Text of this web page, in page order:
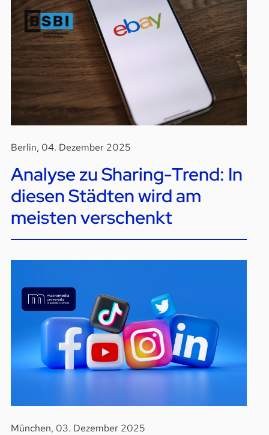
Berlin, 04. Dezember 2025
Analyse zu Sharing-Trend: In
diesen Städten wird am
meisten verschenkt
München, 03. Dezember 2025